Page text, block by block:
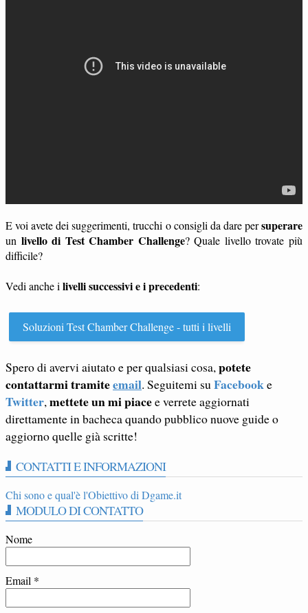
E voi avete dei suggerimenti, trucchi o consigli da dare persuperare
un livello di Test Chamber Challenge? Quale livello trovate più
difficile?
Vedi anche i livelli successivi e i precedenti:
Soluzioni Test Chamber Challenge - tutti i livelli
Spero di avervi aiutato e per qualsiasi cosa, potete
contattarmi tramiteemail. Seguitemi su Facebooke
Twitter, mettete un mi piacee verrete aggiornati
direttamente in bacheca quando pubblico nuove guide o
aggiorno quelle già scritte!
CONTATTI E INFORMAZIONI
Chi sono e qual'è l'Obiettivo di Dgame.it
MODULO DI CONTATTO
Nome
Email *